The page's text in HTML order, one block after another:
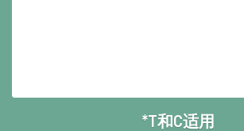
*T和C适用